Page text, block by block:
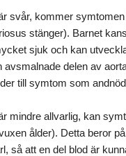
svår, kommer
stänger). Barnet
sjuk och kan
avsmalnade delen av
till symtom som
mindre allvarlig, kan
ålder). Detta beror
så att en del blod är